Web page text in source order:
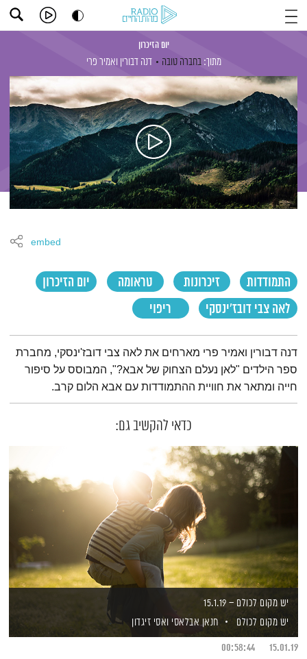
יום הזיכרון
מתוך: בחברה טובה דנה דבורין ואמיר פרי
התמודדות זיכרונות טראומה
יום הזיכרון
לאה צבי דובז'ינסקי
ריפוי
embed
תמצית הפודקאסט
דנה דבורין ואמיר פרי מארחים את לאה צבי דובז'ינסקי, מחברת
ספר הילדים "לאן נעלם הצחוק של אבא?", המבוסס על סיפור
חייה ומתאר את חוויית ההתמודדות עם אבא הלום קרב.
כדאי להקשיב גם:
יש מקום לכולם – 15.1.19
יש מקום לכולם
חנאן אבלאסי ואסי זיגדון
15.01.19
00:58:44